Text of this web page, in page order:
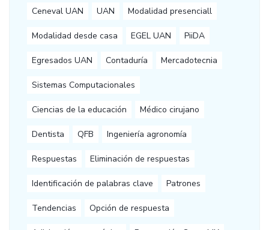
Ceneval UAN UAN Modalidad presenciall
Modalidad desde casa EGEL UAN PiiDA
Egresados UAN Contaduría Mercadotecnia
Sistemas Computacionales
Ciencias de la educación Médico cirujano
Dentista QFB Ingeniería agronomía
Respuestas Eliminación de respuestas
Identificación de palabras clave Patrones
Tendencias Opción de respuesta